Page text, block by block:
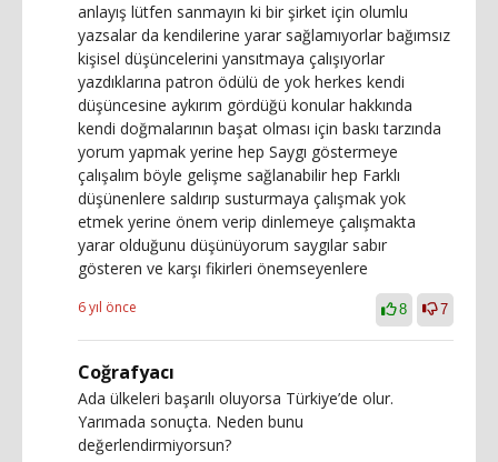
anlayış lütfen sanmayın ki bir şirket için olumlu
yazsalar da kendilerine yarar sağlamıyorlar bağımsız
kişisel düşüncelerini yansıtmaya çalışıyorlar
yazdıklarına patron ödülü de yok herkes kendi
düşüncesine aykırım gördüğü konular hakkında
kendi doğmalarının başat olması için baskı tarzında
yorum yapmak yerine hep Saygı göstermeye
çalışalım böyle gelişme sağlanabilir hep Farklı
düşünenlere saldırıp susturmaya çalışmak yok
etmek yerine önem verip dinlemeye çalışmakta
yarar olduğunu düşünüyorum saygılar sabır
gösteren ve karşı fikirleri önemseyenlere
6 yıl önce 8 7
Coğrafyacı
Ada ülkeleri başarılı oluyorsa Türkiye’de olur.
Yarımada sonuçta. Neden bunu
değerlendirmiyorsun?